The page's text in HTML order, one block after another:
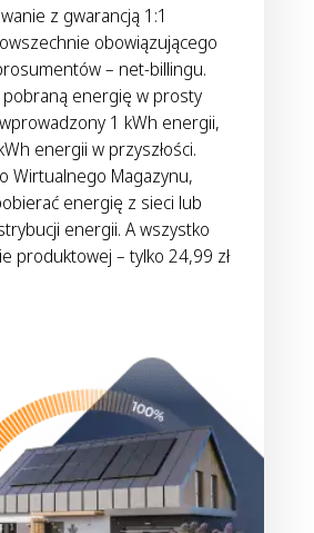
z gwarancją 1:1
obowiązującego
– net-billingu.
pobraną energię w prosty
1 kWh energii,
energii w przyszłości.
Wirtualnego Magazynu,
energię z sieci lub
energii. A wszystko
produktowej – tylko 24,99 zł